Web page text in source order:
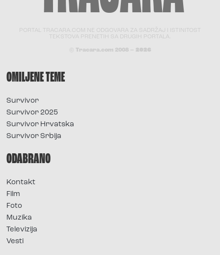
PORTAL TRACARA.COM NE ODGOVARA ZA SADRŽAJ I ISTINITOST
TEKSTOVA PRENETIH SA DRUGIH PORTALA.
© Tracara.com 2008 – 2026
OMILJENE TEME
Survivor
Survivor 2025
Survivor Hrvatska
Survivor Srbija
ODABRANO
Kontakt
Film
Foto
Muzika
Televizija
Vesti